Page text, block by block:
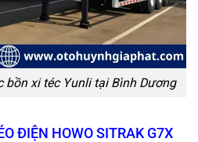
bồn xi téc Yunli tại Bình Dương
ĐIỆN HOWO SITRAK G7X